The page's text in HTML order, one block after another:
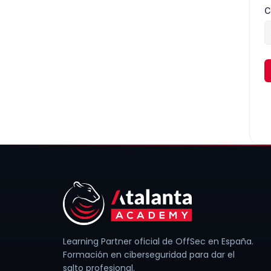
Learning Partner oficial de OffSec en España.
Formación en ciberseguridad para dar el
salto profesional.